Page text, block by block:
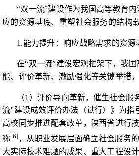
“双一流”建设作为我国高等教育
应的资源基底、重塑社会服务的结构
1.能力提升：响应战略需求的资源
在“双一流”建设宏观框架下，我
能、评价革新、激励强化等关键举措
（1 ）评价导向革新，催生社会服
流”建设成效评价办法（试行）》为
高校同步推进配套改革，陕西省进行
称[6]，从职业发展层面确立社会服务
大实际技术难题的成果、重大工程设